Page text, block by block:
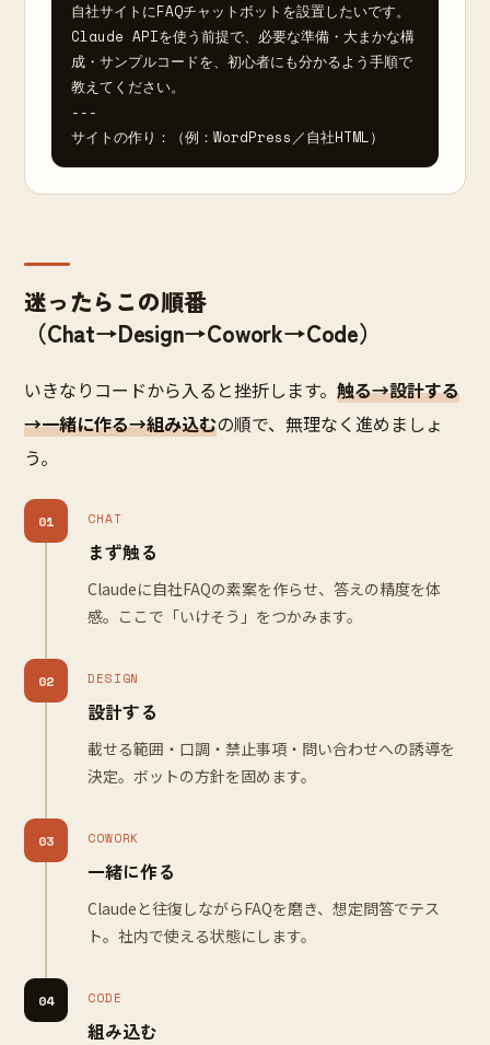
自社サイトにFAQチャットボットを設置したいです。
Claude APIを使う前提で、必要な準備・大まかな構
成・サンプルコードを、初心者にも分かるよう手順で
教えてください。
---
サイトの作り：（例：WordPress／自社HTML）
迷ったらこの順番
（Chat→Design→Cowork→Code）
いきなりコードから入ると挫折します。 触る→設計する
→一緒に作る→組み込むの順で、無理なく進めましょ
う。
01 CHAT
まず触る
Claudeに自社FAQの素案を作らせ、答えの精度を体
感。ここで「いけそう」をつかみます。
02 DESIGN
設計する
載せる範囲・口調・禁止事項・問い合わせへの誘導を
決定。ボットの方針を固めます。
03 COWORK
一緒に作る
Claudeと往復しながらFAQを磨き、想定問答でテス
ト。社内で使える状態にします。
04 CODE
組み込む